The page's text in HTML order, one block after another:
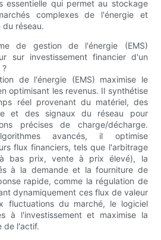
essentielle qui permet au stockage
complexes de l'énergie et
réseau.
de gestion de l'énergie (EMS)
sur investissement financier d'un
?
de l'énergie (EMS) maximise le
optimisant les revenus. Il synthétise
réel provenant du matériel, des
et des signaux du réseau pour
précises de charge/décharge.
avancés, il optimise
flux financiers, tels que l'arbitrage
bas prix, vente à prix élevé), la
à la demande et la fourniture de
rapide, comme la régulation de
dynamiquement ces flux de valeur
fluctuations du marché, le logiciel
à l'investissement et maximise la
de l'actif.